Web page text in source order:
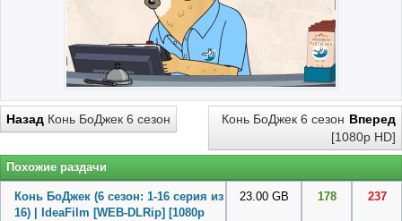
Назад Конь БоДжек 6 сезон Вперед
Конь БоДжек 6 сезон
[1080p HD]
Похожие раздачи
Конь БоДжек (6 сезон: 1-16 серия из
16) | IdeaFilm [WEB-DLRip] [1080p
23.00 GB 178 237